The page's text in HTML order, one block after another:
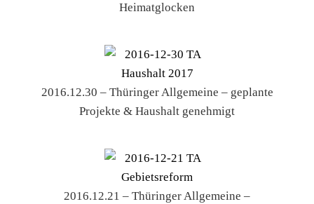
Heimatglocken
2016.12.30 – Thüringer Allgemeine – geplante
Projekte & Haushalt genehmigt
2016.12.21 – Thüringer Allgemeine –